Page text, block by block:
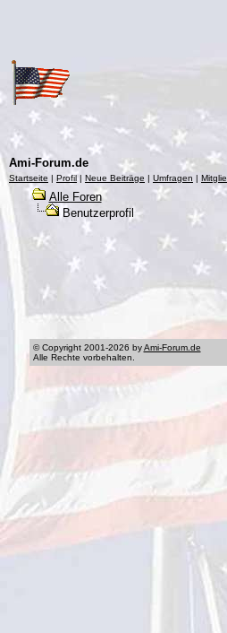
Ami-Forum.de
Startseite | Profil| Neue Beiträge | Umfragen |
Alle Foren
Benutzerprofil
© Copyright 2001-2026 byAmi-Forum.de
Alle Rechte vorbehalten.